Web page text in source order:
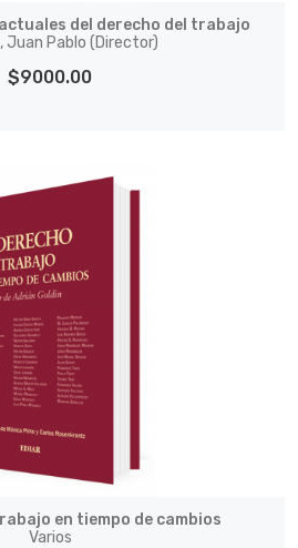
del derecho del trabajo
Juan Pablo (Director)
$9000.00
en tiempo de cambios
Varios